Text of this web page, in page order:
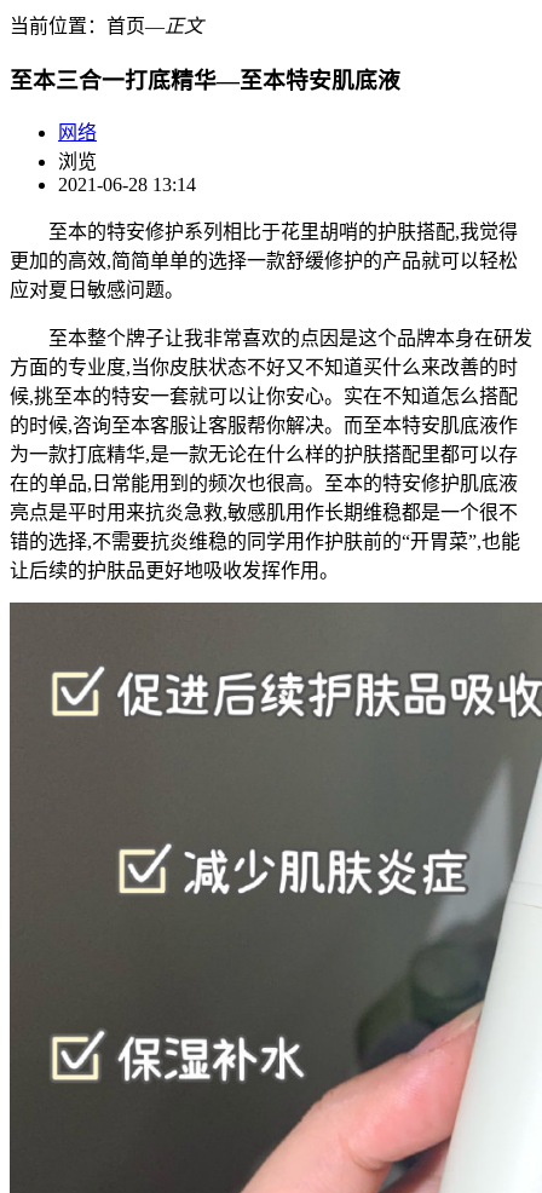
当前位置： 首页―正文
至本三合一打底精华—至本特安肌底液
网络
浏览
2021-06-28 13:14
至本的特安修护系列相比于花里胡哨的护肤搭配,我觉得
更加的高效,简简单单的选择一款舒缓修护的产品就可以轻松
应对夏日敏感问题。
至本整个牌子让我非常喜欢的点因是这个品牌本身在研发
方面的专业度,当你皮肤状态不好又不知道买什么来改善的时
候,挑至本的特安一套就可以让你安心。实在不知道怎么搭配
的时候,咨询至本客服让客服帮你解决。而至本特安肌底液作
为一款打底精华,是一款无论在什么样的护肤搭配里都可以存
在的单品,日常能用到的频次也很高。至本的特安修护肌底液
亮点是平时用来抗炎急救,敏感肌用作长期维稳都是一个很不
错的选择,不需要抗炎维稳的同学用作护肤前的“开胃菜”,也能
让后续的护肤品更好地吸收发挥作用。